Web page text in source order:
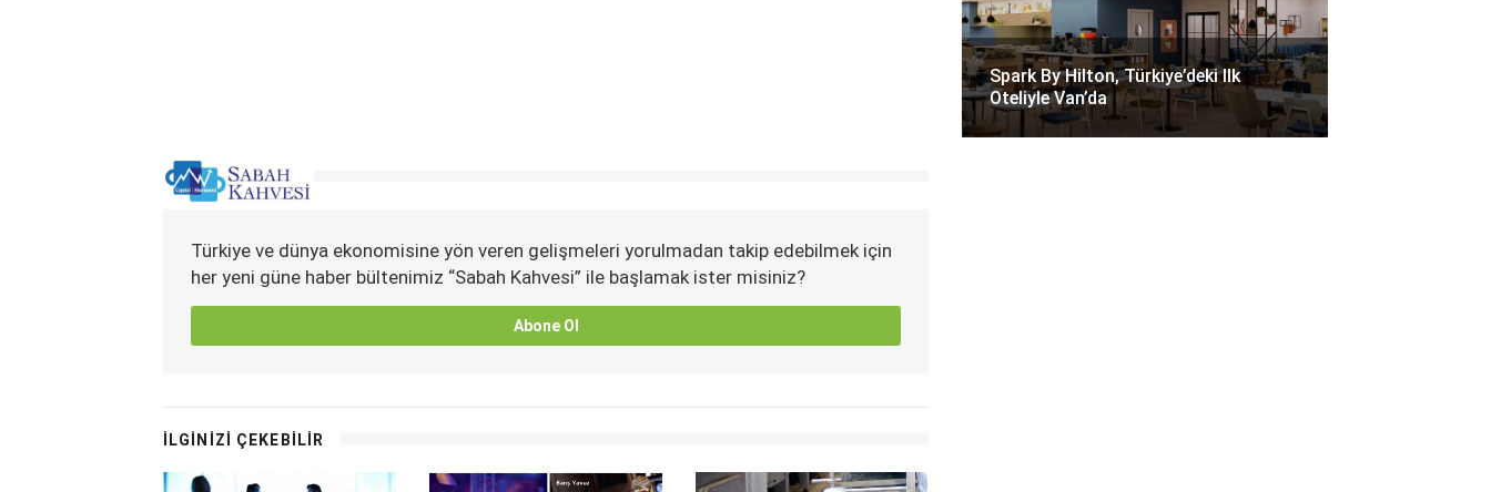
Türkiye ve dünya ekonomisine yön veren gelişmeleri yorulmadan takip edebilmek için
her yeni güne haber bültenimiz “Sabah Kahvesi” ile başlamak ister misiniz?
Abone Ol
İLGİNİZİ ÇEKEBİLİR
Spark By Hilton, Türkiye’deki Ilk
Oteliyle Van’da